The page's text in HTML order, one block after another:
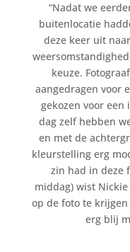
“Nadat we
buitenlocatie
deze keer uit
keuze.
aangedragen voor
gekozen voor
dag zelf hebben
en met de
kleurstelling erg
zin had in deze
middag) wist
op de foto te
erg blij